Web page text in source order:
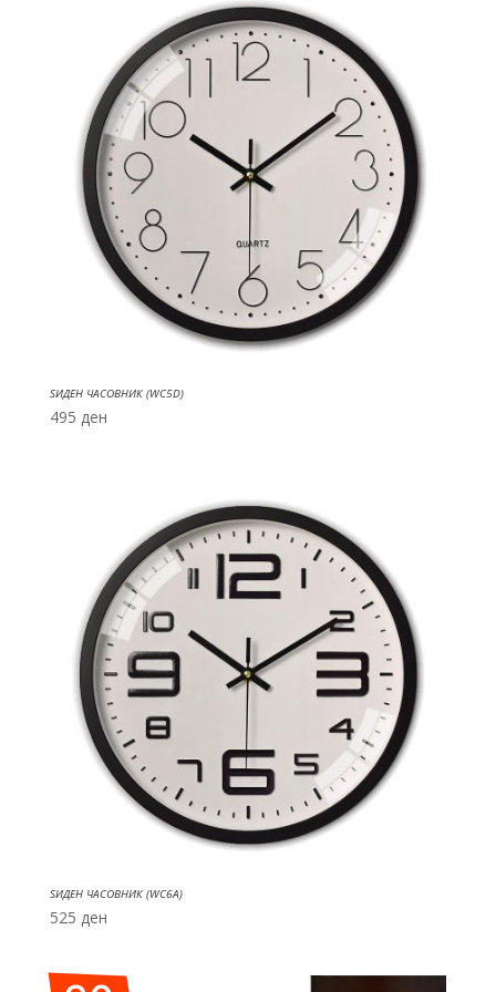
ЅИДЕН ЧАСОВНИК (WC5D)
495 ден
ЅИДЕН ЧАСОВНИК (WC6A)
525 ден